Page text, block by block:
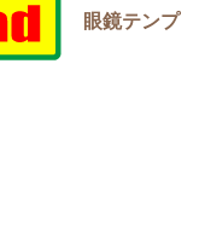
眼鏡テンプ